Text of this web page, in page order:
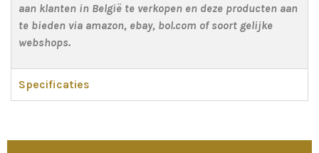
aan klanten in België te verkopen en deze producten aan
te bieden via amazon, ebay, bol.com of soort gelijke
webshops.
Specificaties